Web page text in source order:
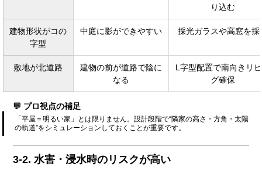
り込む
建物形状がコの
字型
中庭に影ができやすい 採光ガラスや高窓を採
敷地が北道路
建物の前が道路で陰に
なる
L字型配置で南向きリ
グ確保
💬 プロ視点の補足
「平屋＝明るい家」とは限りません。設計段階で“隣家の高さ・方角・太陽
の軌道”をシミュレーションしておくことが重要です。
3-2. 水害・浸水時のリスクが高い